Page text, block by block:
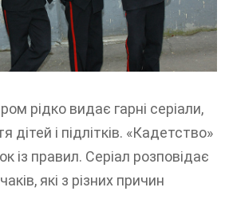
рідко видає гарні серіали,
дітей і підлітків. «Кадетство»
із правил. Серіал розповідає
які з різних причин